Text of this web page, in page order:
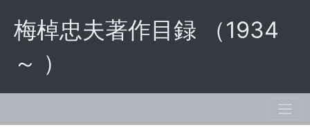
梅棹忠夫著作目録 （1934
～ ）